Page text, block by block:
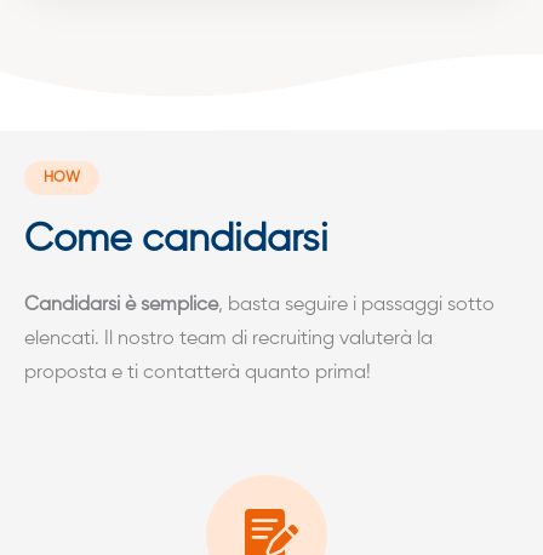
HOW
Come candidarsi
Candidarsi è semplice, basta seguire i passaggi sotto
elencati. Il nostro team di recruiting valuterà la
proposta e ti contatterà quanto prima!